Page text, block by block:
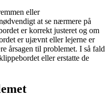
eller
at se nærmere på
er korrekt justeret og om
er ujævnt eller lejerne er
årsagen til problemet. I så fald
eller erstatte de